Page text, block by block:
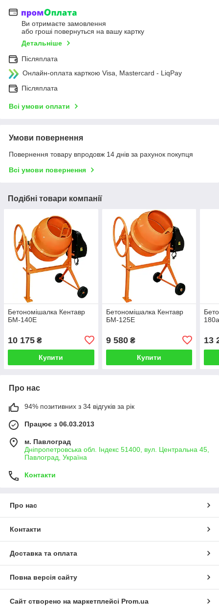
Ви отримаєте замовлення
або гроші повернуться на вашу картку
Детальніше
Післяплата
Онлайн-оплата карткою Visa, Mastercard - LiqPay
Післяплата
Всі умови оплати
Умови повернення
Повернення товару впродовж 14 днів за рахунок покупця
Всі умови повернення
Подібні товари компанії
Бетономішалка Кентавр
БМ-140Е
10 175 ₴
Купити
Бетономішалка Кентавр
БМ-125Е
9 580₴
Купити
13
Про нас
94% позитивних з 34 відгуків за рік
Працює з 06.03.2013
м. Павлоград
Дніпропетровська обл. Індекс 51400, вул. Центральна 45,
Павлоград, Україна
Контакти
Про нас
Контакти
Доставка та оплата
Повна версія сайту
Сайт створено на маркетплейсі Prom.ua